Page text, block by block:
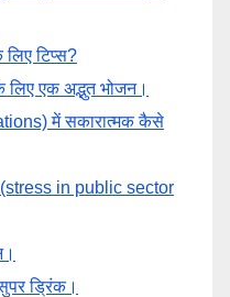
टिप्स?
एक अद्भुत भोजन।
में सकारात्मक कैसे
(stress in public sector
ड्रिंक।